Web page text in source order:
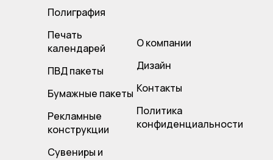
Полиграфия
Печать
календарей
ПВД пакеты
Бумажные пакеты
Рекламные
конструкции
Сувениры и
О компании
Дизайн
Контакты
Политика
конфиденциальности